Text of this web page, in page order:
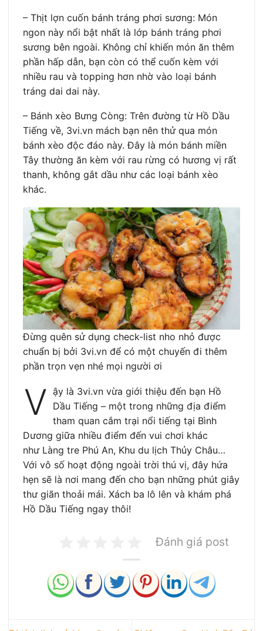
– Thịt lợn cuốn bánh tráng phơi sương: Món
ngon này nổi bật nhất là lớp bánh tráng phơi
sương bên ngoài. Không chỉ khiến món ăn thêm
phần hấp dẫn, bạn còn có thể cuốn kèm với
nhiều rau và topping hơn nhờ vào loại bánh
tráng dai dai này.
– Bánh xèo Bưng Còng: Trên đường từ Hồ Dầu
Tiếng về, 3vi.vn mách bạn nên thử qua món
bánh xèo độc đáo này. Đây là món bánh miền
Tây thường ăn kèm với rau rừng có hương vị rất
thanh, không gắt dầu như các loại bánh xèo
khác.
Đừng quên sử dụng check-list nho nhỏ được
chuẩn bị bởi 3vi.vn để có một chuyến đi thêm
phần trọn vẹn nhé mọi người ơi
V ậy là 3vi.vn vừa giới thiệu đến bạn Hồ
Dầu Tiếng – một trong những địa điểm
tham quan cắm trại nổi tiếng tại Bình
Dương giữa nhiều điểm đến vui chơi khác
như Làng tre Phú An, Khu du lịch Thủy Châu…
Với vô số hoạt động ngoài trời thú vị, đây hứa
hẹn sẽ là nơi mang đến cho bạn những phút giây
thư giãn thoải mái. Xách ba lô lên và khám phá
Hồ Dầu Tiếng ngay thôi!
Đánh giá post